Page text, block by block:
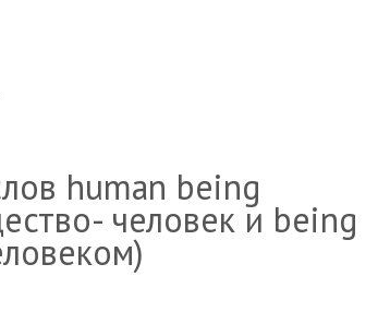
human being
человек и being